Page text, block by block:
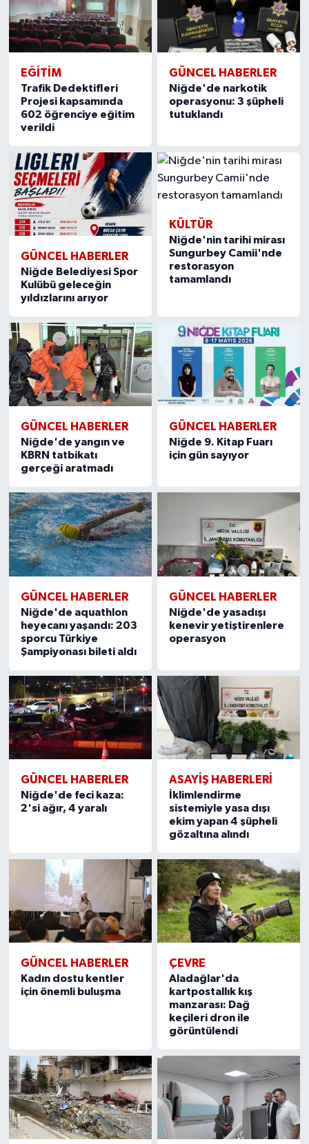
EĞİTİM
Trafik Dedektifleri
Projesi kapsamında
602 öğrenciye eğitim
verildi
GÜNCEL HABERLER
Niğde'de narkotik
operasyonu: 3 şüpheli
tutuklandı
GÜNCEL HABERLER
Niğde Belediyesi Spor
Kulübü geleceğin
yıldızlarını arıyor
KÜLTÜR
Niğde'nin tarihi mirası
Sungurbey Camii'nde
restorasyon
tamamlandı
GÜNCEL HABERLER
Niğde'de yangın ve
KBRN tatbikatı
gerçeği aratmadı
GÜNCEL HABERLER
Niğde 9. Kitap Fuarı
için gün sayıyor
GÜNCEL HABERLER
Niğde'de aquathlon
heyecanı yaşandı: 203
sporcu Türkiye
Şampiyonası bileti aldı
GÜNCEL HABERLER
Niğde'de yasadışı
kenevir yetiştirenlere
operasyon
GÜNCEL HABERLER
Niğde'de feci kaza:
2'si ağır, 4 yaralı
ASAYİŞ HABERLERİ
İklimlendirme
sistemiyle yasa dışı
ekim yapan 4 şüpheli
gözaltına alındı
GÜNCEL HABERLER
Kadın dostu kentler
için önemli buluşma
ÇEVRE
Aladağlar'da
kartpostallık kış
manzarası: Dağ
keçileri dron ile
görüntülendi